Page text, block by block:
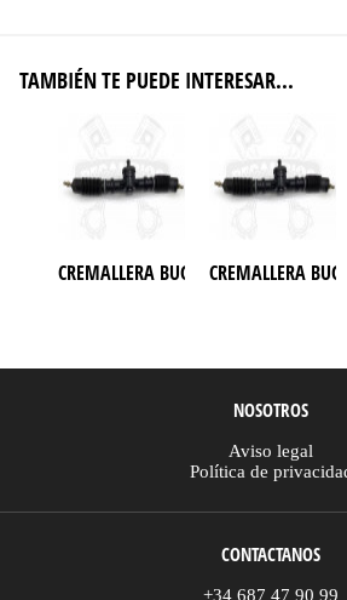
TAMBIÉN TE PUEDE INTERESAR...
CREMALLERA BUGGY AZEL 1100 CC
CREMALLERA
NOSOTROS
Aviso legal
Política de
CONTACTANOS
+34 687 47 90 99